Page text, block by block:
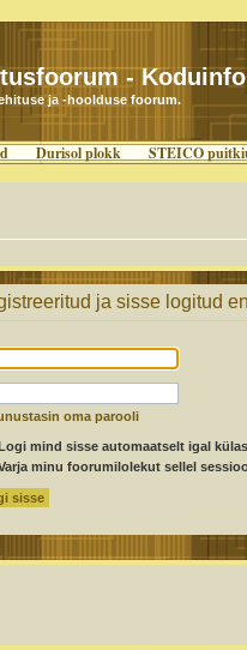
-
ja -hoolduse foorum.
Durisol plokk STEICO
ja sisse logitud
oma parooli
mind sisse automaatselt igal
minu foorumilolekut sellel